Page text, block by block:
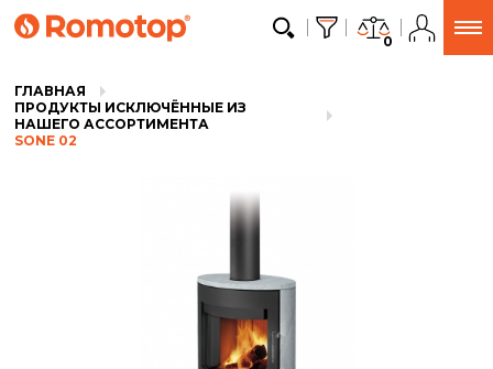
0
ГЛАВНАЯ
ПРОДУКТЫ ИСКЛЮЧЁННЫЕ ИЗ
НАШЕГО АССОРТИМЕНТА
SONE 02